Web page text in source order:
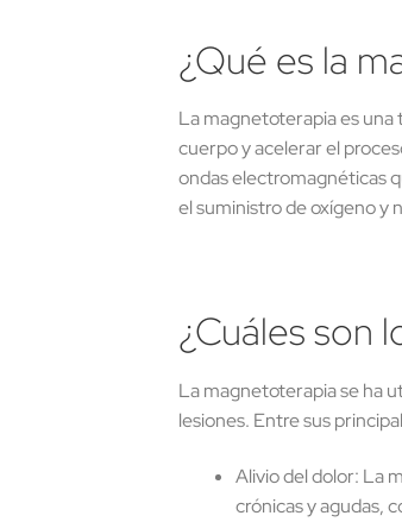
¿Qué es la
La magnetoterapia es una
cuerpo y acelerar el
ondas electromagnéticas
el suministro de oxígeno y
¿Cuáles son
La magnetoterapia se ha
lesiones. Entre sus
Alivio del dolor: La
crónicas y agudas,